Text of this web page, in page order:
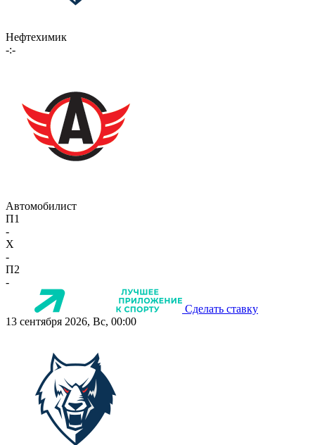
Нефтехимик
-:-
Автомобилист
П1
-
X
-
П2
-
Сделать ставку
13 сентября 2026, Вс, 00:00